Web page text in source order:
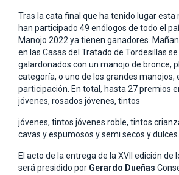
Tras la cata final que ha tenido lugar esta
han participado 49 enólogos de todo el
Manojo 2022 ya tienen ganadores.
en las Casas del Tratado de Tordesillas
galardonados con un manojo de bronce,
categoría, o uno de los grandes manojos,
participación. En total, hasta 27 premios
jóvenes, rosados jóvenes, tintos
jóvenes, tintos jóvenes roble, tintos
cavas y espumosos y semi secos y dulces.
El acto de la entrega de la XVII edición de
será presidido por Gerardo Dueñas